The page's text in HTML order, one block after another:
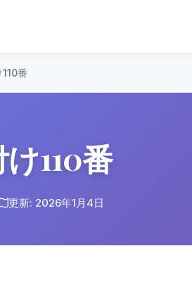
番
110番
更新: 2026年1月4日